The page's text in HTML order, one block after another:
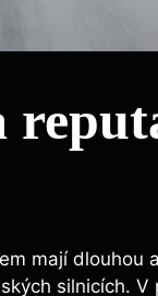
mají dlouhou
silnicích.